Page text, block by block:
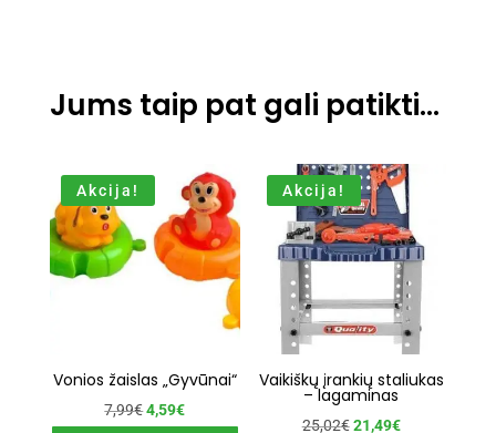
Jums taip pat gali patikti…
Akcija!
Vonios žaislas „Gyvūnai“
7,99€Original
4,59€Current
Akcija!
Vaikiškų įrankių staliukas
– lagaminas
25,02€ Original
21,49€Current